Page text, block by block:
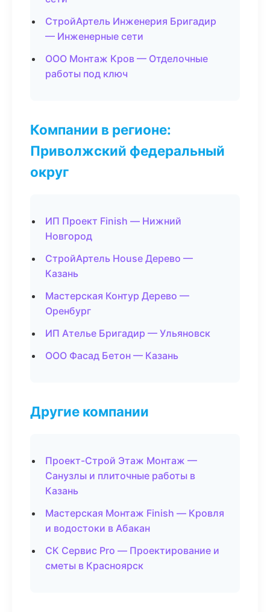
СтройАртель Инженерия Бригадир
— Инженерные сети
ООО Монтаж Кров — Отделочные
работы под ключ
Компании в регионе:
Приволжский федеральный
округ
ИП Проект Finish — Нижний
Новгород
СтройАртель House Дерево —
Казань
Мастерская Контур Дерево —
Оренбург
ИП Ателье Бригадир — Ульяновск
ООО Фасад Бетон — Казань
Другие компании
Проект-Строй Этаж Монтаж —
Санузлы и плиточные работы в
Казань
Мастерская Монтаж Finish — Кровля
и водостоки в Абакан
СК Сервис Pro — Проектирование и
сметы в Красноярск